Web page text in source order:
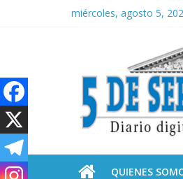
miércoles, agosto 5,
Diario
de
Cienfuegos,QUIENES